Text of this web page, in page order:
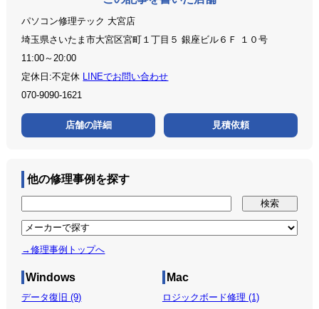
パソコン修理テック 大宮店
埼玉県さいたま市大宮区宮町１丁目５ 銀座ビル６Ｆ １０号
11:00～20:00
定休日:不定休 LINEでお問い合わせ
070-9090-1621
店舗の詳細 見積依頼
他の修理事例を探す
→修理事例トップへ
Windows
データ復旧 (9)
Mac
ロジックボード修理 (1)